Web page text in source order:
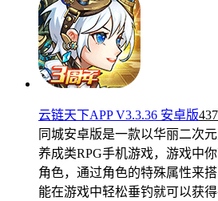
云链天下APP V3.3.36 安卓版
同城安卓版是一款以华丽二次
养成类RPG手机游戏，游戏中
角色，通过角色的特殊属性来
能在游戏中轻松垂钓就可以获